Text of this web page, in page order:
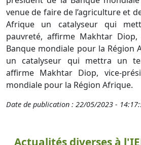
venue de faire de l’agriculture et
Afrique un catalyseur qui
pauvreté, affirme Makhtar
Banque mondiale pour la Région
un catalyseur qui mettra un
affirme Makhtar Diop, vice-
mondiale pour la Région Afrique.
Date de publication : 22/05/2023 -
Actualités diverses à